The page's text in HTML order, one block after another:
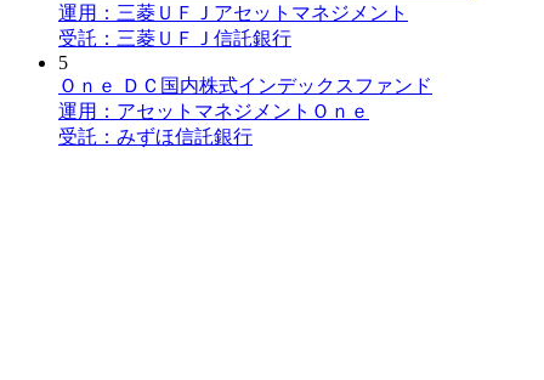
運用：三菱ＵＦＪアセットマネジメント
受託：三菱ＵＦＪ信託銀行
5
Ｏｎｅ ＤＣ国内株式インデックスファンド
運用：アセットマネジメントＯｎｅ
受託：みずほ信託銀行